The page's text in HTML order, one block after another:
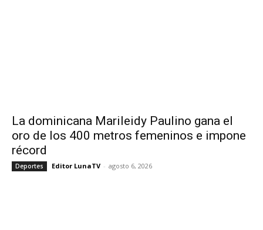
La dominicana Marileidy Paulino gana el
oro de los 400 metros femeninos e impone
récord
Deportes Editor LunaTV - agosto 6, 2026